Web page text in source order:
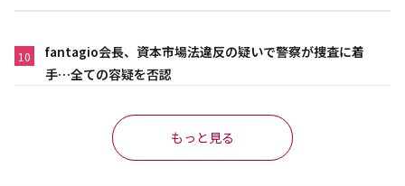
10
fantagio会長、資本市場法違反の疑いで警察が捜査に着
手…全ての容疑を否認
もっと見る